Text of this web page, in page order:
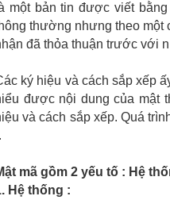
một bản tin được viết
thường nhưng theo
đã thỏa thuận trước với
ký hiệu và cách sắp xếp
được nội dung của mật
và cách sắp xếp. Quá
mã gồm 2 yếu tố : Hệ
Hệ thống :